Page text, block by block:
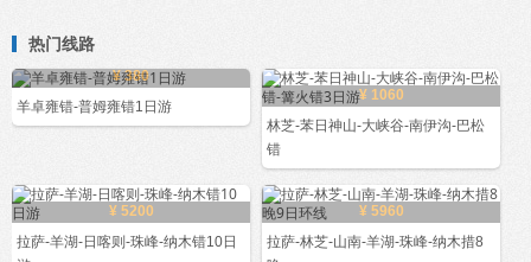
热门线路
¥ 380
羊卓雍错-普姆雍错1日游
¥ 1060
林芝-苯日神山-大峡谷-南伊沟-巴松
错
¥ 5200
拉萨-羊湖-日喀则-珠峰-纳木错10日
¥ 5960
拉萨-林芝-山南-羊湖-珠峰-纳木措8